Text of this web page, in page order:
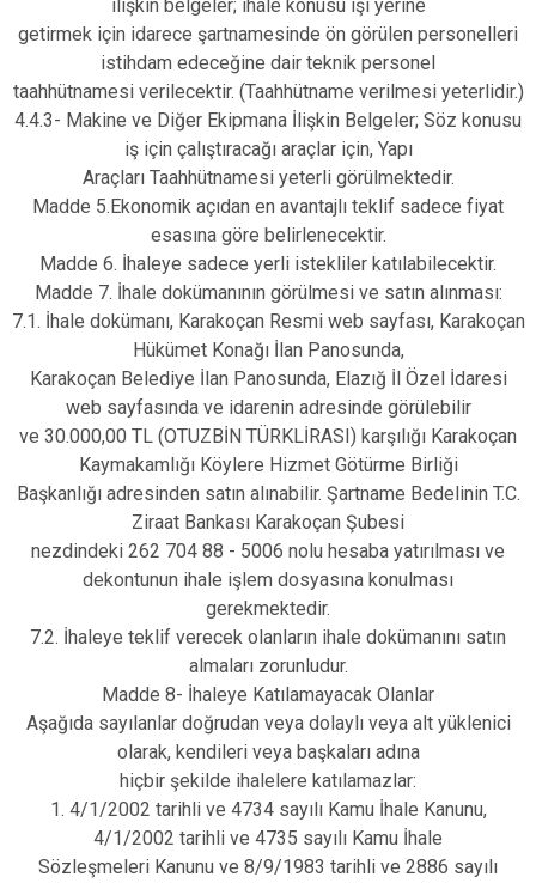
ilişkin belgeler; ihale konusu işi yerine
getirmek için idarece şartnamesinde ön görülen personelleri
istihdam edeceğine dair teknik personel
taahhütnamesi verilecektir. (Taahhütname verilmesi yeterlidir.)
4.4.3- Makine ve Diğer Ekipmana İlişkin Belgeler; Söz konusu
iş için çalıştıracağı araçlar için, Yapı
Araçları Taahhütnamesi yeterli görülmektedir.
Madde 5.Ekonomik açıdan en avantajlı teklif sadece fiyat
esasına göre belirlenecektir.
Madde 6. İhaleye sadece yerli istekliler katılabilecektir.
Madde 7. İhale dokümanının görülmesi ve satın alınması:
7.1. İhale dokümanı, Karakoçan Resmi web sayfası, Karakoçan
Hükümet Konağı İlan Panosunda,
Karakoçan Belediye İlan Panosunda, Elazığ İl Özel İdaresi
web sayfasında ve idarenin adresinde görülebilir
ve 30.000,00 TL (OTUZBİN TÜRKLİRASI) karşılığı Karakoçan
Kaymakamlığı Köylere Hizmet Götürme Birliği
Başkanlığı adresinden satın alınabilir. Şartname Bedelinin T.C.
Ziraat Bankası Karakoçan Şubesi
nezdindeki 262 704 88 - 5006 nolu hesaba yatırılması ve
dekontunun ihale işlem dosyasına konulması
gerekmektedir.
7.2. İhaleye teklif verecek olanların ihale dokümanını satın
almaları zorunludur.
Madde 8- İhaleye Katılamayacak Olanlar
Aşağıda sayılanlar doğrudan veya dolaylı veya alt yüklenici
olarak, kendileri veya başkaları adına
hiçbir şekilde ihalelere katılamazlar:
1. 4/1/2002 tarihli ve 4734 sayılı Kamu İhale Kanunu,
4/1/2002 tarihli ve 4735 sayılı Kamu İhale
Sözleşmeleri Kanunu ve 8/9/1983 tarihli ve 2886 sayılı